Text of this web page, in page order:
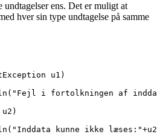
ens. Det er muligt at
hver sin type undtagelse på samme
u1)
i fortolkningen af
kunne ikke